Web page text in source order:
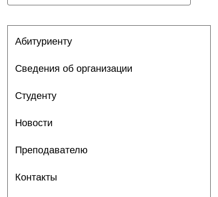
Абитуриенту
Сведения об организации
Студенту
Новости
Преподавателю
Контакты